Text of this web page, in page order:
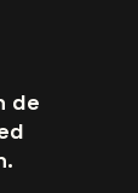
de